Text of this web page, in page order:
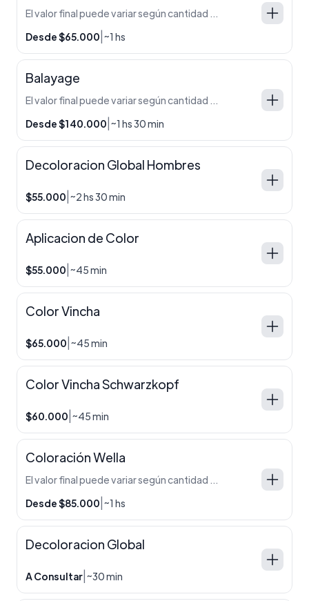
Desde $65.000 ~1 hs
Balayage
Desde $140.000 ~1 hs 30 min
Decoloracion Global Hombres
$55.000 ~2 hs 30 min
Aplicacion de Color
$55.000 ~45 min
Color Vincha
$65.000 ~45 min
Color Vincha Schwarzkopf
$60.000 ~45 min
Coloración Wella
Desde $85.000 ~1 hs
Decoloracion Global
A Consultar ~30 min